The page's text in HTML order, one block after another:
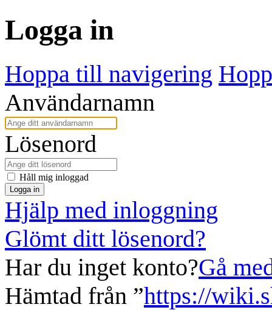
Logga in
Hoppa till navigering
Användarnamn
Lösenord
Håll mig inloggad
Logga in
Hjälp med inloggning
Glömt ditt lösenord?
Har du inget konto?Gå
Hämtad från ”https://